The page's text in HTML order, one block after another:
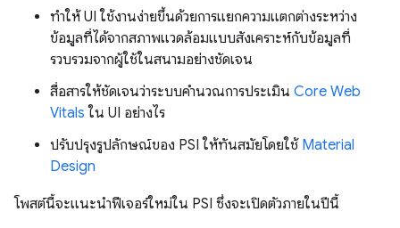
ทําให้ UI ใช้งานง่ายขึ้นด้วยการแยกความแตกต่างระหว่าง
ข้อมูลที่ได้จากสภาพแวดล้อมแบบสังเคราะห์กับข้อมูลที่
รวบรวมจากผู้ใช้ในสนามอย่างชัดเจน
สื่อสารให้ชัดเจนว่าระบบคำนวณการประเมิน Core Web
Vitals ใน UI อย่างไร
ปรับปรุงรูปลักษณ์ของ PSI ให้ทันสมัยโดยใช้ Material
Design
โพสต์นี้จะแนะนำฟีเจอร์ใหม่ใน PSI ซึ่งจะเปิดตัวภายในปีนี้